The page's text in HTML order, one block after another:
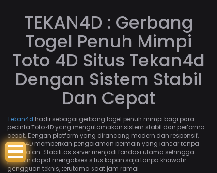
TEKAN4D : Gerbang
Togel Penuh Mimpi
Toto 4D Situs Tekan4d
Dengan Sistem Stabil
Dan Cepat
Tekan4d hadir sebagai gerbang togel penuh mimpi bagi para
pecinta Toto 4D yang mengutamakan sistem stabil dan performa
cepat. Dengan platform yang dirancang modern dan responsif,
Tekan4D memberikan pengalaman bermain yang lancar tanpa
hambatan. Stabilitas server menjadi fondasi utama sehingga
pemain dapat mengakses situs kapan saja tanpa khawatir
gangguan teknis, terutama saat jam ramai.